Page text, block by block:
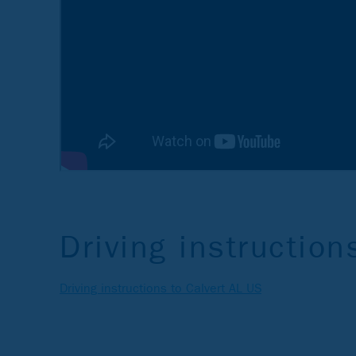
Driving
Driving instructions to Calvert AL US